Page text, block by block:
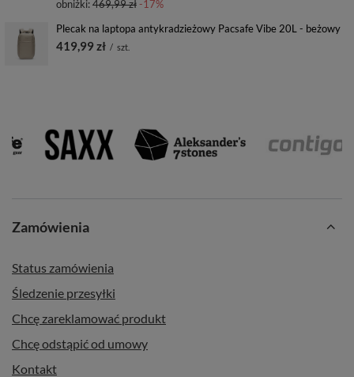
obniżki:469,99 zł-17%
Plecak na laptopa antykradzieżowy Pacsafe Vibe 20L - beżowy
419,99 zł / szt.
Zamówienia
Status zamówienia
Śledzenie przesyłki
Chcę zareklamować produkt
Chcę odstąpić od umowy
Kontakt